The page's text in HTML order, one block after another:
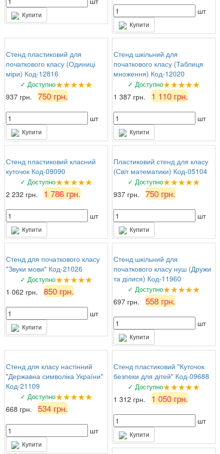
Купити шт
Купити
Стенд пластиковий для
початкового класу (Одиниці
міри) Код-12816
✓ Доступно★★★★★
937 грн. 750 грн.
шт
Купити
Стенд шкільний для
початкового класу (Таблиця
множення) Код-12020
✓ Доступно★★★★★
1 387 грн. 1 110 грн.
шт
Купити
Стенд пластиковий класний
куточок Код-09090
✓ Доступно★★★★★
2 232 грн. 1 786 грн.
шт
Купити
Пластиковий стенд для класу
(Світ математики) Код-05104
✓ Доступно★★★★★
937 грн. 750 грн.
шт
Купити
Стенд для початкового класу
"Звуки мови" Код-21026
✓ Доступно★★★★★
1 062 грн. 850 грн.
шт
Купити
Стенд шкільний для
початкового класу нуш (Дружи
та ділися) Код-11960
✓ Доступно★★★★★
697 грн. 558 грн.
шт
Купити
Стенд для класу настінний
"Державна символіка України"
Код-21109
✓ Доступно★★★★★
668 грн. 534 грн.
шт
Купити
Стенд пластиковий "Куточок
безпеки для дітей" Код-09688
✓ Доступно★★★★★
1 312 грн. 1 050 грн.
шт
Купити